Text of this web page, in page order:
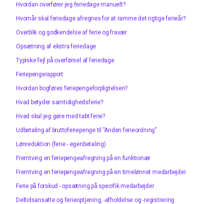
Hvordan overfører jeg feriedage manuelt?
Hvornår skal feriedage afregnes for at ramme det rigtige ferieår?
Overblik og godkendelse af ferie og fravær
Opsætning af ekstra feriedage
Typiske fejl på overførsel af feriedage
Feriepengerapport
Hvordan bogføres feriepengeforpligtelsen?
Hvad betyder samtidighedsferie?
Hvad skal jeg gøre med tabt ferie?
Udbetaling af bruttoferiepenge til "Anden ferieordning"
Lønreduktion (ferie - egenbetaling)
Fremtving en feriepengeafregning på en funktionær
Fremtving en feriepengeafregning på en timelønnet medarbejder
Ferie på forskud - opsætning på specifik medarbejder
Deltidsansatte og ferieoptjening, -afholdelse og -registrering